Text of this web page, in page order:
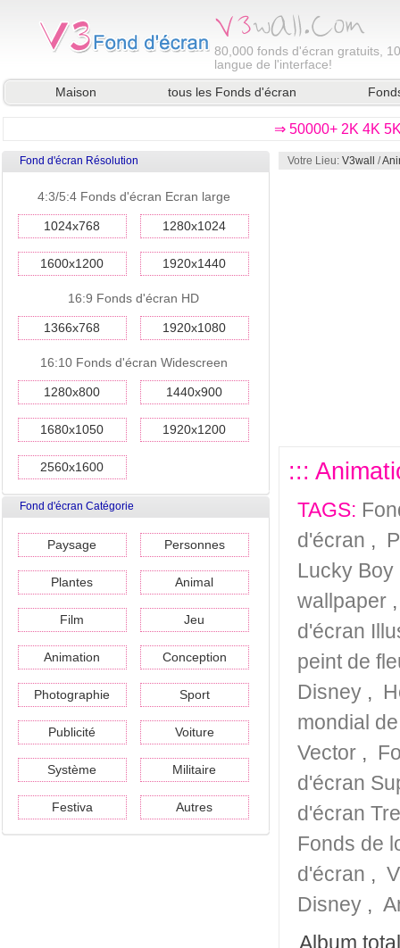
80,000 fonds d'écran gratuits,
langue de l'interface!
Maison
tous les Fonds d'écran
⇒ 50000+ 2K 4K
Fond d'écran Résolution
4:3/5:4 Fonds d'écran Ecran large
1024x768 1280x1024
1600x1200 1920x1440
16:9 Fonds d'écran HD
1366x768 1920x1080
16:10 Fonds d'écran Widescreen
1280x800 1440x900
1680x1050 1920x1200
2560x1600
Fond d'écran Catégorie
Paysage Personnes
Plantes Animal
Film Jeu
Animation Conception
Photographie Sport
Publicité Voiture
Système Militaire
Festiva Autres
Votre Lieu: V3wall /
:::
TAGS:
d'écran ,
Lucky Boy
wallpaper
d'écran
peint de
Disney ,
mondial
Vector ,
d'écran
d'écran
Fonds de
d'écran ,
Disney ,
Album